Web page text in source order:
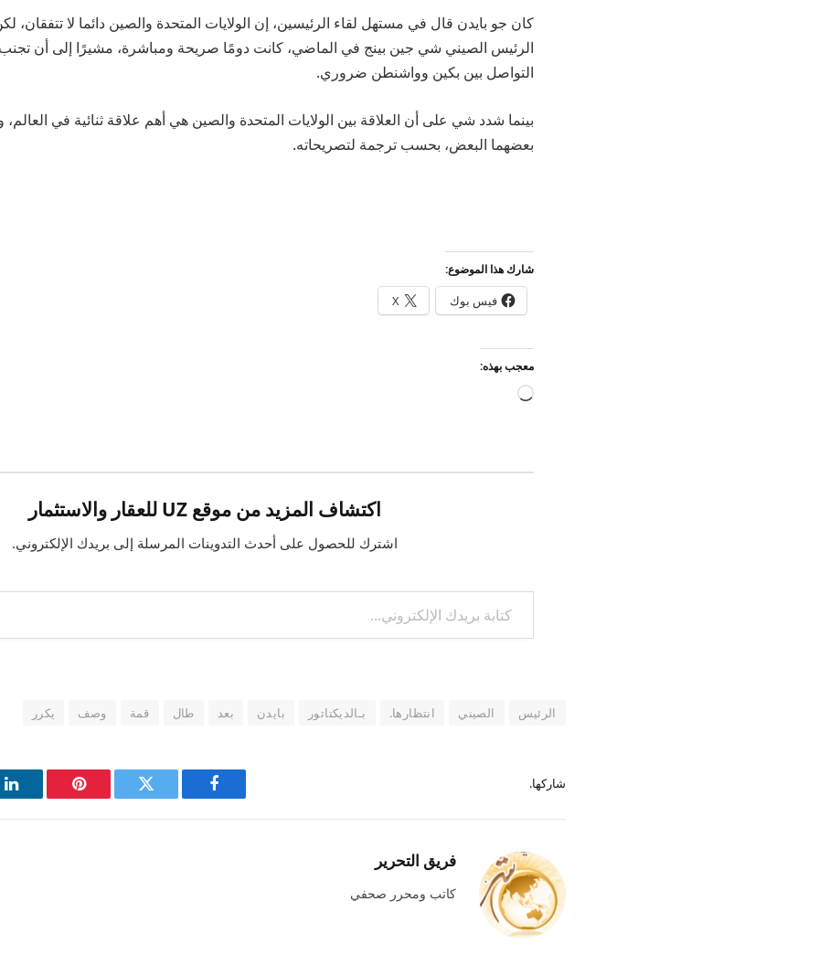
كان جو بايدن قال في مستهل لقاء الرئيسين، إن الولايات المتحدة والصين دائما لا تتفقان،
الرئيس الصيني شي جين بينج في الماضي، كانت دومًا صريحة ومباشرة، مشيرًا إلى أن
التواصل بين بكين وواشنطن ضروري.
بينما شدد شي على أن العلاقة بين الولايات المتحدة والصين هي أهم علاقة ثنائية في العالم،
بعضهما البعض، بحسب ترجمة لتصريحاته.
شارك هذا الموضوع:
فيس بوك X
معجب بهذه:
جاري
اكتشاف المزيد من موقع UZ للعقار والاستثمار
اشترك للحصول على أحدث التدوينات المرسلة إلى بريدك الإلكتروني.
كتابة بريدك الإلكتروني...
الرئيس الصيني انتظارها. بـالديكتاتور بايدن بعد طال قمة وصف يكرر
شاركها.
فيسبوك
تويتر بينتيريست
فريق التحرير
كاتب ومحرر صحفي